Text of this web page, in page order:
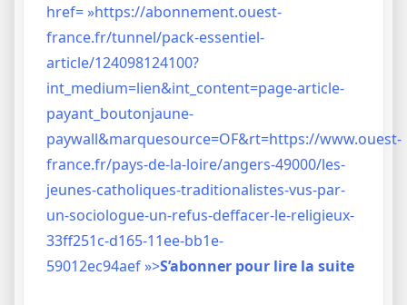
href= »https://abonnement.ouest-
france.fr/tunnel/pack-essentiel-
article/124098124100?
int_medium=lien&int_content=page-article-
payant_boutonjaune-
paywall&marquesource=OF&rt=https://www.ouest-
france.fr/pays-de-la-loire/angers-49000/les-
jeunes-catholiques-traditionalistes-vus-par-
un-sociologue-un-refus-deffacer-le-religieux-
33ff251c-d165-11ee-bb1e-
59012ec94aef »>S’abonner pour lire la suite